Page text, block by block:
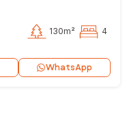
130m² 4
WhatsApp